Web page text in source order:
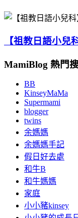
【祖教日語小兒
MamiBlog 熱門
BB
KinseyMaMa
Supermami
blogger
twins
余媽媽
余媽媽手記
假日好去處
和牛B
和牛媽媽
家庭
小小豬kinsey